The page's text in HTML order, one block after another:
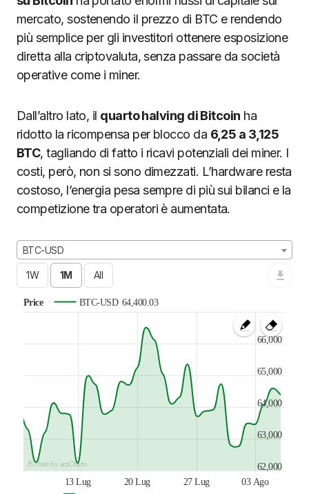
mercato, sostenendo il prezzo di BTC e rendendo
più semplice per gli investitori ottenere esposizione
diretta alla criptovaluta, senza passare da società
operative come i miner.
Dall’altro lato, il quarto halving di Bitcoin ha
ridotto la ricompensa per blocco da 6,25 a 3,125
BTC, tagliando di fatto i ricavi potenziali dei miner. I
costi, però, non si sono dimezzati. L’hardware resta
costoso, l’energia pesa sempre di più sui bilanci e la
competizione tra operatori è aumentata.
BTC-USD
Price BTC-USD 64,400.03
13 Lug 20 Lug 27 Lug 03 Ago
62,000
63,000
64,000
65,000
66,000
JS chart by amCharts